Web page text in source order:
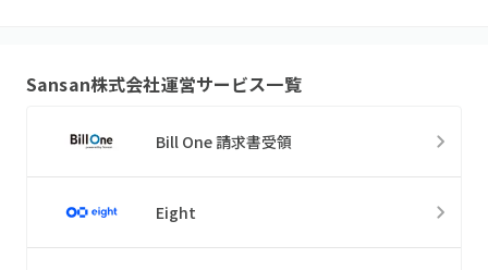
Sansan株式会社運営サービス一覧
Bill One 請求書受領
Eight